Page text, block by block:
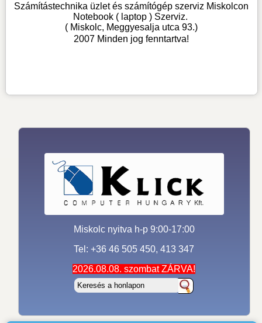
Számítástechnika üzlet és számítógép szerviz Miskolcon
Notebook ( laptop ) Szerviz.
( Miskolc, Meggyesalja utca 93.)
2007 Minden jog fenntartva!
Miskolc nyitva h-p 9:00-17:00
Tel: +36 46 505 450, 413 347
2026.08.08. szombat ZÁRVA!